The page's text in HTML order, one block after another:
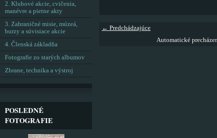
← Predchádzajúce
Automatické
2. Klubové akcie, cvičenia,
manévre a pietne akty
3. Zahraničné misie, múzeá,
burzy a súvisiace akcie
4. Členská základňa
Fotografie zo starých albumov
Zbrane, technika a výstroj
POSLEDNÉ
FOTOGRAFIE